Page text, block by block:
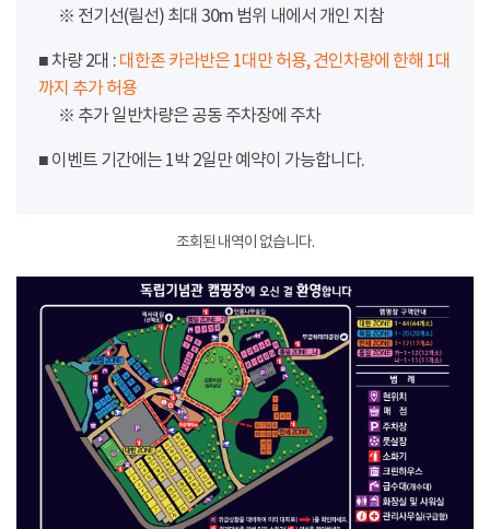
※ 전기선(릴선) 최대 30m 범위 내에서 개인 지참
■ 차량 2대 : 대한존 카라반은 1대만 허용, 견인차량에 한해 1대
까지 추가 허용
※ 추가 일반차량은 공동 주차장에 주차
■ 이벤트 기간에는 1박 2일만 예약이 가능합니다.
조회된 내역이 없습니다.